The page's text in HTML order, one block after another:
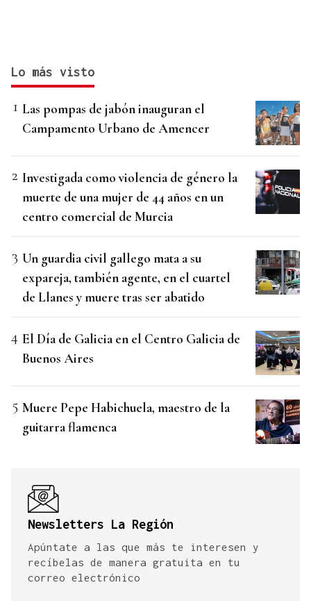
Lo más visto
Las pompas de jabón inauguran el
Campamento Urbano de Amencer
Investigada como violencia de género la
muerte de una mujer de 44 años en un
centro comercial de Murcia
Un guardia civil gallego mata a su
expareja, también agente, en el cuartel
de Llanes y muere tras ser abatido
El Día de Galicia en el Centro Galicia de
Buenos Aires
Muere Pepe Habichuela, maestro de la
guitarra flamenca
Newsletters La Región
Apúntate a las que más te interesen y
recíbelas de manera gratuita en tu
correo electrónico